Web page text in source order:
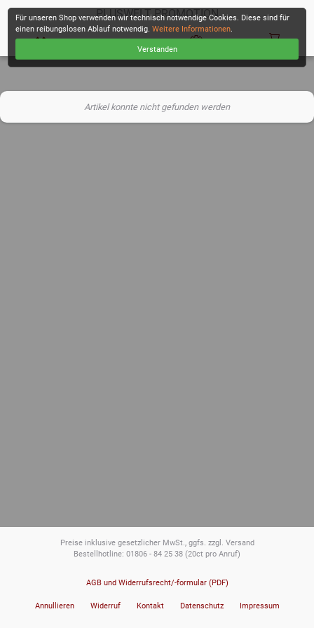
PLUSWELT PROMOTION
Artikel konnte nicht gefunden werden
Für unseren Shop verwenden wir technisch notwendige Cookies. Diese sind für
einen reibungslosen Ablauf notwendig.Weitere Informationen.
Verstanden
Preise inklusive gesetzlicher MwSt., ggfs. zzgl. Versand
Bestellhotline: 01806 - 84 25 38 (20ct pro Anruf)
AGB und Widerrufsrecht/-formular (PDF)
Annullieren Widerruf Kontakt Datenschutz Impressum